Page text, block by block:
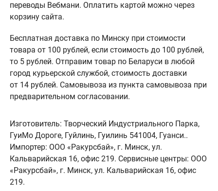
переводы Вебмани. Оплатить картой можно через
корзину сайта.
Бесплатная доставка по Минску при стоимости
товара от 100 рублей, если стоимость до 100 рублей,
то 5 рублей. Отправим товар по Беларуси в любой
город курьерской службой, стоимость доставки
от 14 рублей. Самовывоза из пункта самовывоза при
предварительном согласовании.
Изготовитель: Творческий Индустриального Парка,
ГуиМо Дороге, Гуйлинь, Гуилинь 541004, Гуанси..
Импортер: ООО «Ракурсбай», г. Минск, ул.
Кальварийская 16, офис 219. Сервисные центры: ООО
«Ракурсбай», г. Минск, ул. Кальварийская 16, офис
219.